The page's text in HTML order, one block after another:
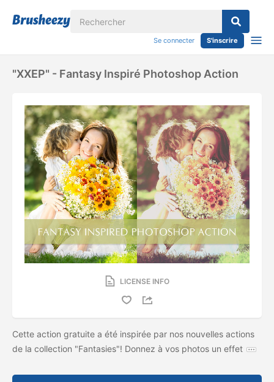
Se connecter S'inscrire
"XXEP" - Fantasy Inspiré Photoshop Action
LICENSE INFO
Cette action gratuite a été inspirée par nos nouvelles actions
de la collection "Fantasies"! Donnez à vos photos un effet